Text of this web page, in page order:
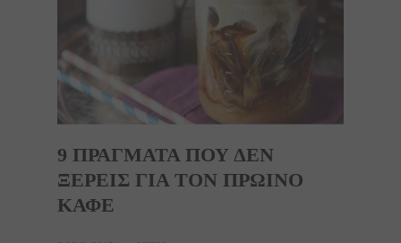
9 ΠΡΑΓΜΑΤΑ ΠΟΥ ΔΕΝ
ΞΕΡΕΙΣ ΓΙΑ ΤΟΝ ΠΡΩΙΝΟ
ΚΑΦΕ